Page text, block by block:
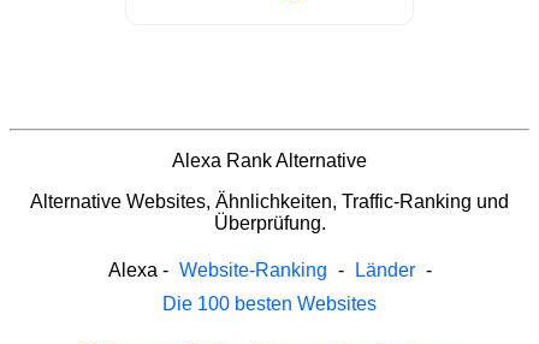
Alexa Rank Alternative
Alternative Websites, Ähnlichkeiten, Traffic-Ranking und
Überprüfung.
Alexa - Website-Ranking - Länder -
Die 100 besten Websites